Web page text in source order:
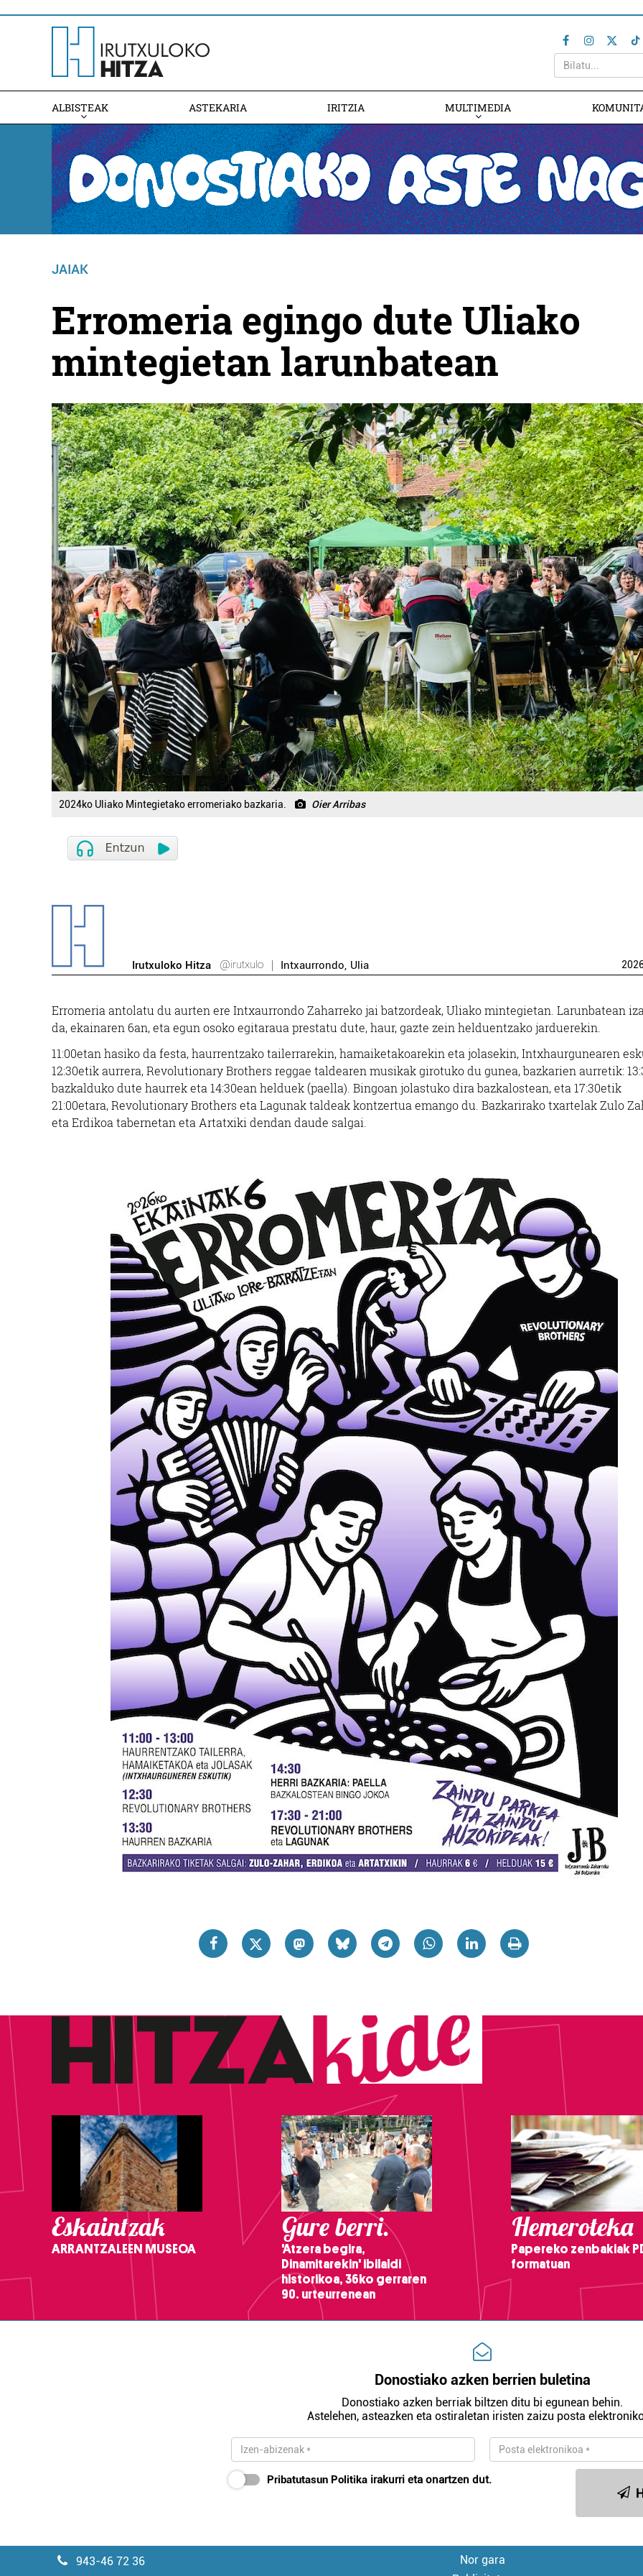
ALBISTEAK ASTEKARIA IRITZIA MULTIMEDIA
JAIAK
Erromeria egingo dute Uliako
mintegietan larunbatean
2024ko Uliako Mintegietako erromeriako bazkaria. Oier Arribas
Irutxuloko Hitza @irutxulo Intxaurrondo, Ulia
Erromeria antolatu du aurten ere Intxaurrondo Zaharreko jai batzordeak, Uliako mintegietan. Larunbatean
da, ekainaren 6an, eta egun osoko egitaraua prestatu dute, haur, gazte zein helduentzako jarduerekin.
11:00etan hasiko da festa, haurrentzako tailerrarekin, hamaiketakoarekin eta jolasekin, Intxhaurgunearen
12:30etik aurrera, Revolutionary Brothers reggae taldearen musikak girotuko du gunea, bazkarien aurretik:
bazkalduko dute haurrek eta 14:30ean helduek (paella). Bingoan jolastuko dira bazkalostean, eta 17:30etik
21:00etara, Revolutionary Brothers eta Lagunak taldeak kontzertua emango du. Bazkarirako txartelak Zulo
eta Erdikoa tabernetan eta Artatxiki dendan daude salgai.
Eskaintzak
ARRANTZALEEN MUSEOA
Gure berri.
'Atzera begira,
Dinamitarekin' ibilaldi
historikoa, 36ko gerraren
90. urteurrenean
Hemeroteka
Papereko zenbakiak
formatuan
Donostiako azken berrien buletina
Donostiako azken berriak biltzen ditu bi egunean behin.
Astelehen, asteazken eta ostiraletan iristen zaizu posta
Pribatutasun Politika irakurri eta onartzen dut.
943-46 72 36
Nor gara